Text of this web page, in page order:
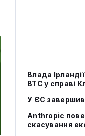
Влада
BTC у справі
У ЄС
Anthropic
скасування